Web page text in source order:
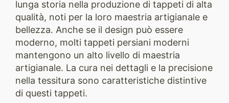
lunga storia nella produzione di tappeti di alta
qualità, noti per la loro maestria artigianale e
bellezza. Anche se il design può essere
moderno, molti tappeti persiani moderni
mantengono un alto livello di maestria
artigianale. La cura nei dettagli e la precisione
nella tessitura sono caratteristiche distintive
di questi tappeti.